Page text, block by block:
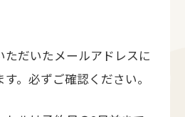
ただいたメールアドレスに
。必ずご確認ください。